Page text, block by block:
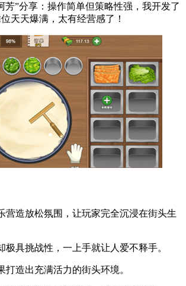
芳”分享：操作简单但策略性强，我开发了
天天爆满，太有经营感了！
营造放松氛围，让玩家完全沉浸在街头生
极具挑战性，一上手就让人爱不释手。
打造出充满活力的街头环境。